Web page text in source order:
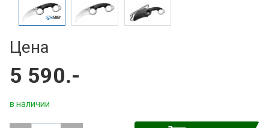
Цена
5 590.-
в наличии